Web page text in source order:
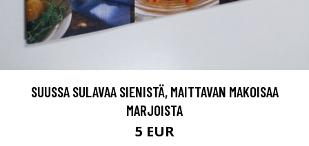
SUUSSA SULAVAA SIENISTÄ, MAITTAVAN MAKOISAA
MARJOISTA
5 EUR